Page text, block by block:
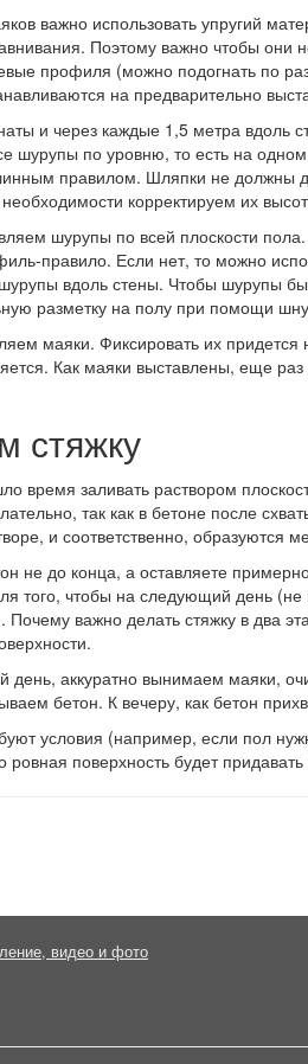
важно использовать упругий
Поэтому важно чтобы они
профиля (можно подогнать по
на предварительно
и через каждые 1,5 метра вдоль
шурупы по уровню, то есть на
правилом. Шляпки не должны
корректируем их
шурупы по всей плоскости
правило. Если нет, то можно
вдоль стены. Чтобы шурупы
разметку на полу при помощи
маяки. Фиксировать их придется
Как маяки выставлены, еще
стяжку
время заливать раствором
так как в бетоне после
и соответственно, образуются
не до конца, а оставляете
того, чтобы на следующий день (не
Почему важно делать стяжку в два
аккуратно вынимаем маяки,
бетон. К вечеру, как бетон
условия (например, если пол
ровная поверхность будет
видео и фото